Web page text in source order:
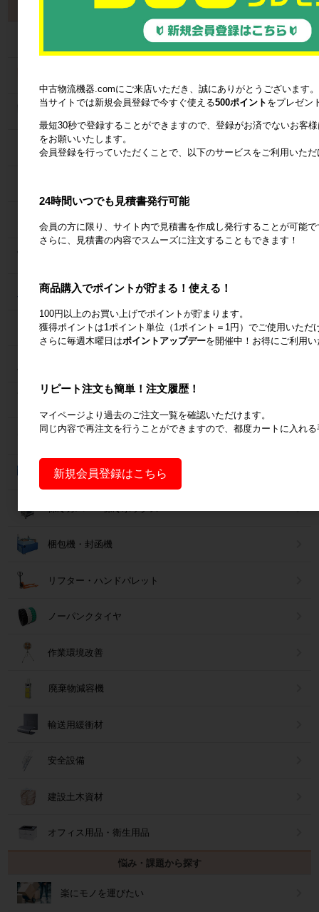
製品から探す
６輪台車
Zラック
フォークリフトスロープ
コンベア
梱包資材
コンテナ・オリコン
梱包機・封函機
リフター・ハンドパレット
ノーパンクタイヤ
作業環境改善
廃棄物減容機
輸送用緩衝材
安全設備
建設土木資材
オフィス用品・衛生用品
悩み・課題から探す
楽にモノを運びたい
中古物流機器.comにご来店いただき、誠にありがとうございます。
当サイトでは新規会員登録で今すぐ使える500ポイント をプレゼン
最短30秒で登録することができますので、登録がお済でないお客
をお願いいたします。
会員登録を行っていただくことで、以下のサービスをご利用いた
24時間いつでも見積書発行可能
会員の方に限り、サイト内で見積書を作成し発行することが可能で
さらに、見積書の内容でスムーズに注文することもできます！
商品購入でポイントが貯まる！使える！
100円以上のお買い上げでポイントが貯まります。
獲得ポイントは1ポイント単位（1ポイント＝1円）でご使用いただ
さらに毎週木曜日はポイントアップデーを開催中！お得にご利用
リピート注文も簡単！注文履歴！
マイページより過去のご注文一覧を確認いただけます。
同じ内容で再注文を行うことができますので、都度カートに入れ
新規会員登録はこちら